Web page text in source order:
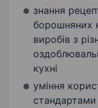
знання
борошняних
виробів з
кухні
уміння
стандартами